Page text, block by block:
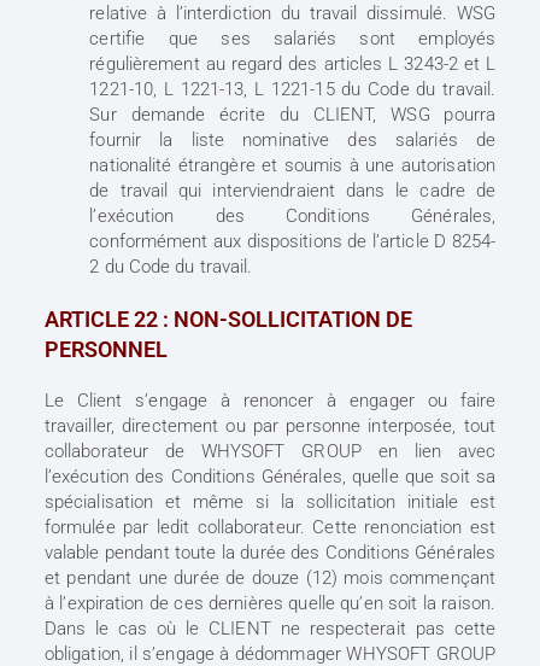
relative à l’interdiction du travail dissimulé. WSG
certifie que ses salariés sont employés
régulièrement au regard des articles L 3243-2 et L
1221-10, L 1221-13, L 1221-15 du Code du travail.
Sur demande écrite du CLIENT, WSG pourra
fournir la liste nominative des salariés de
nationalité étrangère et soumis à une autorisation
de travail qui interviendraient dans le cadre de
l’exécution des Conditions Générales,
conformément aux dispositions de l’article D 8254-
2 du Code du travail.
ARTICLE 22 : NON-SOLLICITATION DE
PERSONNEL
Le Client s’engage à renoncer à engager ou faire
travailler, directement ou par personne interposée, tout
collaborateur de WHYSOFT GROUP en lien avec
l’exécution des Conditions Générales, quelle que soit sa
spécialisation et même si la sollicitation initiale est
formulée par ledit collaborateur. Cette renonciation est
valable pendant toute la durée des Conditions Générales
et pendant une durée de douze (12) mois commençant
à l’expiration de ces dernières quelle qu’en soit la raison.
Dans le cas où le CLIENT ne respecterait pas cette
obligation, il s’engage à dédommager WHYSOFT GROUP